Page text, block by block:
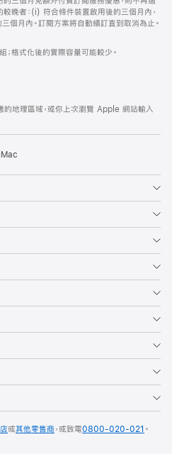
晚者：(i) 符合條件裝置啟用後的三個月內，
月內。訂閱方案將自動續訂直到取消為止。
格式化後的實際容量可能較少。
地理區域，或你上次瀏覽 Apple 網站輸入
或其他零售商 ，或致電0800-020-021 。